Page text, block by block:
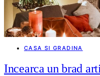
CASA SI GRADINA
Incearca un brad